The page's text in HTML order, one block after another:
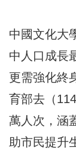
中國文化大
中人口成長
更需強化終
育部去（
萬人次，涵
助市民提升